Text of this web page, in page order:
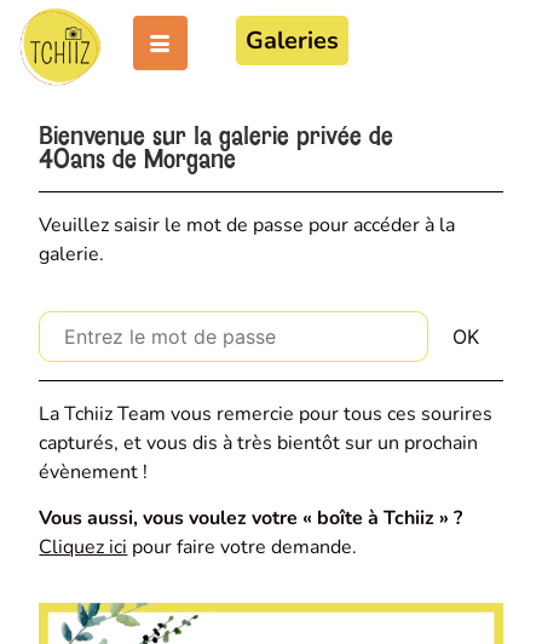
Galeries
Bienvenue sur la galerie privée de
40ans de Morgane
Veuillez saisir le mot de passe pour accéder à la
galerie.
La Tchiiz Team vous remercie pour tous ces sourires
capturés, et vous dis à très bientôt sur un prochain
évènement !
Vous aussi, vous voulez votre « boîte à Tchiiz » ?
Cliquez ici pour faire votre demande.